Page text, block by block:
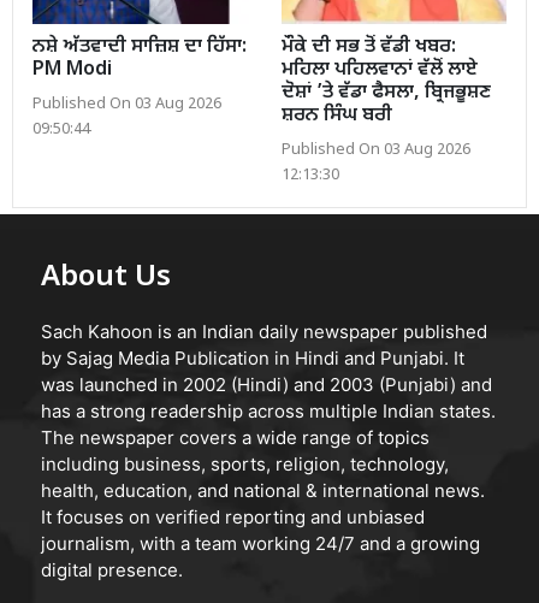
ਨਸ਼ੇ ਅੱਤਵਾਦੀ ਸਾਜ਼ਿਸ਼ ਦਾ ਹਿੱਸਾ:
PM Modi
Published On 03 Aug 2026
09:50:44
ਮੌਕੇ ਦੀ ਸਭ ਤੋਂ ਵੱਡੀ ਖਬਰ:
ਮਹਿਲਾ ਪਹਿਲਵਾਨਾਂ ਵੱਲੋਂ ਲਾਏ
ਦੋਸ਼ਾਂ ’ਤੇ ਵੱਡਾ ਫੈਸਲਾ, ਬ੍ਰਿਜਭੂਸ਼ਣ
ਸ਼ਰਨ ਸਿੰਘ ਬਰੀ
Published On 03 Aug 2026
12:13:30
About Us
Sach Kahoon is an Indian daily newspaper published
by Sajag Media Publication in Hindi and Punjabi. It
was launched in 2002 (Hindi) and 2003 (Punjabi) and
has a strong readership across multiple Indian states.
The newspaper covers a wide range of topics
including business, sports, religion, technology,
health, education, and national & international news.
It focuses on verified reporting and unbiased
journalism, with a team working 24/7 and a growing
digital presence.